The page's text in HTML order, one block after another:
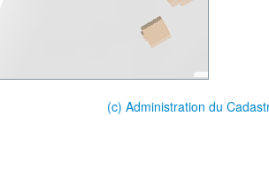
(c) Administration du